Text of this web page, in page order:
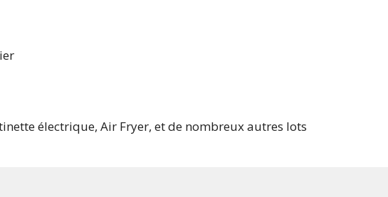
électrique, Air Fryer, et de nombreux autres lots